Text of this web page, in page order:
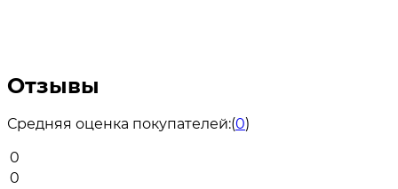
Отзывы
Средняя оценка покупателей:(0)
0
0